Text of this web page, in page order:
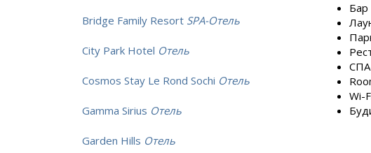
Бар
Wi-
Bridge Family Resort SPA-Отель
City Park Hotel Отель
Cosmos Stay Le Rond Sochi Отель
Gamma Sirius Отель
Garden Hills Отель